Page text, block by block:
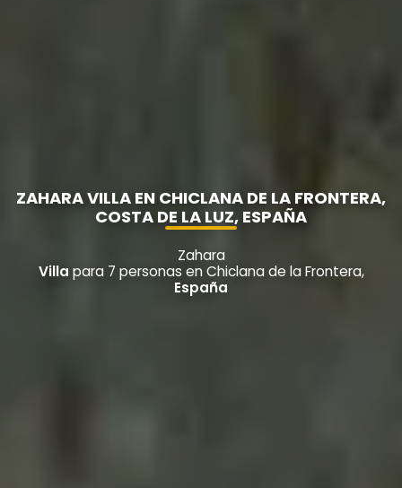
ZAHARA VILLA EN CHICLANA DE LA FRONTERA,
COSTA DE LA LUZ, ESPAÑA
Zahara
Villa para 7 personas en Chiclana de la Frontera,
España